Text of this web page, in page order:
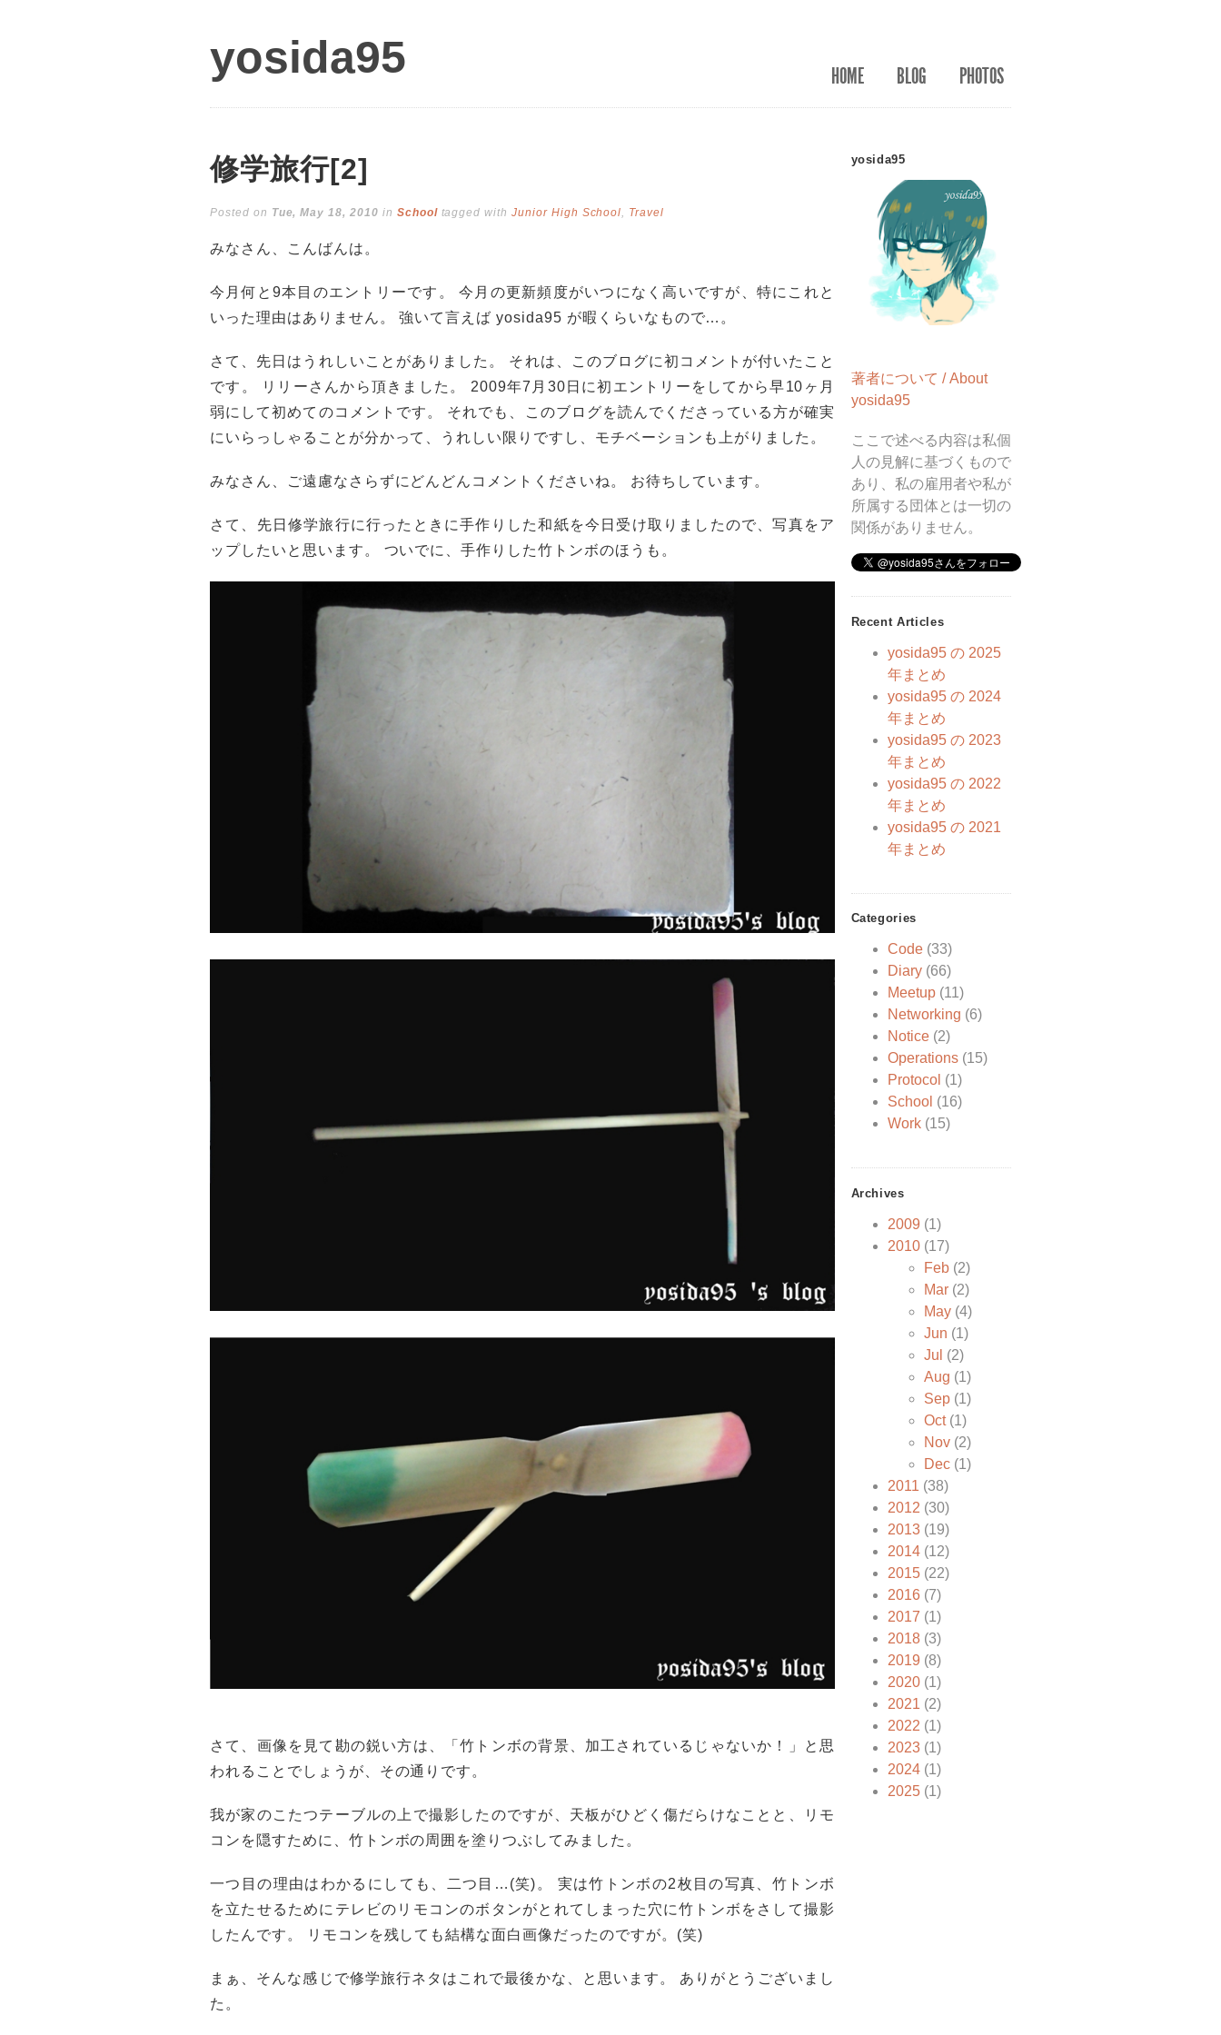
yosida95 HOME BLOG PHOTOS
修学旅行[2]
Posted on Tue, May 18, 2010 in Schooltagged withJunior High School, Travel
みなさん、こんばんは。
今月何と9本目のエントリーです。 今月の更新頻度がいつになく高いですが、特にこれと
いった理由はありません。 強いて言えば yosida95 が暇くらいなもので…。
さて、先日はうれしいことがありました。 それは、このブログに初コメントが付いたこと
です。 リリーさんから頂きました。 2009年7月30日に初エントリーをしてから早10ヶ月
弱にして初めてのコメントです。 それでも、このブログを読んでくださっている方が確実
にいらっしゃることが分かって、うれしい限りですし、モチベーションも上がりました。
みなさん、ご遠慮なさらずにどんどんコメントくださいね。 お待ちしています。
さて、先日修学旅行に行ったときに手作りした和紙を今日受け取りましたので、写真をア
ップしたいと思います。 ついでに、手作りした竹トンボのほうも。
さて、画像を見て勘の鋭い方は、「竹トンボの背景、加工されているじゃないか！」と思
われることでしょうが、その通りです。
我が家のこたつテーブルの上で撮影したのですが、天板がひどく傷だらけなことと、リモ
コンを隠すために、竹トンボの周囲を塗りつぶしてみました。
一つ目の理由はわかるにしても、二つ目…(笑)。 実は竹トンボの2枚目の写真、竹トンボ
を立たせるためにテレビのリモコンのボタンがとれてしまった穴に竹トンボをさして撮影
したんです。 リモコンを残しても結構な面白画像だったのですが。(笑)
まぁ、そんな感じで修学旅行ネタはこれで最後かな、と思います。 ありがとうございまし
た。
yosida95
著者について / About
yosida95
ここで述べる内容は私個
人の見解に基づくもので
あり、私の雇用者や私が
所属する団体とは一切の
関係がありません。
Recent Articles
yosida95 の 2025
年まとめ
yosida95 の 2024
年まとめ
yosida95 の 2023
年まとめ
yosida95 の 2022
年まとめ
yosida95 の 2021
年まとめ
Categories
Code(33)
Diary(66)
Meetup(11)
Networking (6)
Notice(2)
Operations(15)
Protocol (1)
School (16)
Work(15)
Archives
2009 (1)
2010(17)
Feb(2)
Mar(2)
May(4)
Jun (1)
Jul (2)
Aug (1)
Sep(1)
Oct(1)
Nov(2)
Dec(1)
2011 (38)
2012 (30)
2013(19)
2014(12)
2015(22)
2016(7)
2017 (1)
2018(3)
2019 (8)
2020(1)
2021 (2)
2022 (1)
2023(1)
2024(1)
2025(1)